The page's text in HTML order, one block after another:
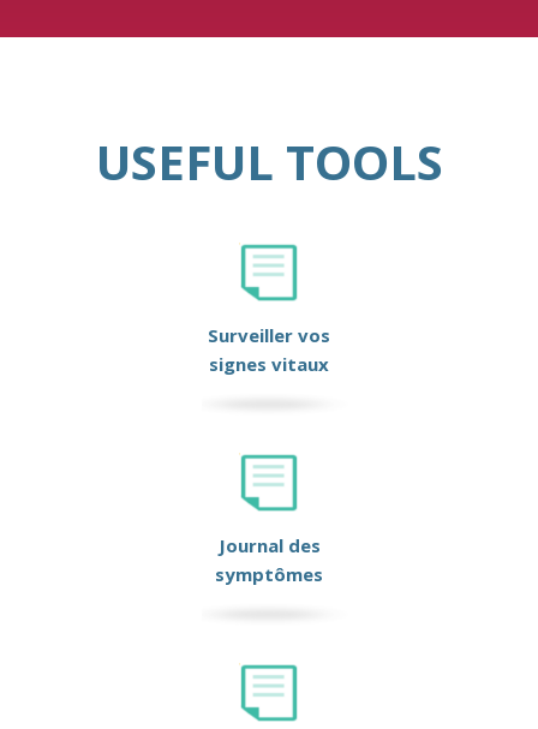
USEFUL TOOLS
Surveiller vos
signes vitaux
Journal des
symptômes